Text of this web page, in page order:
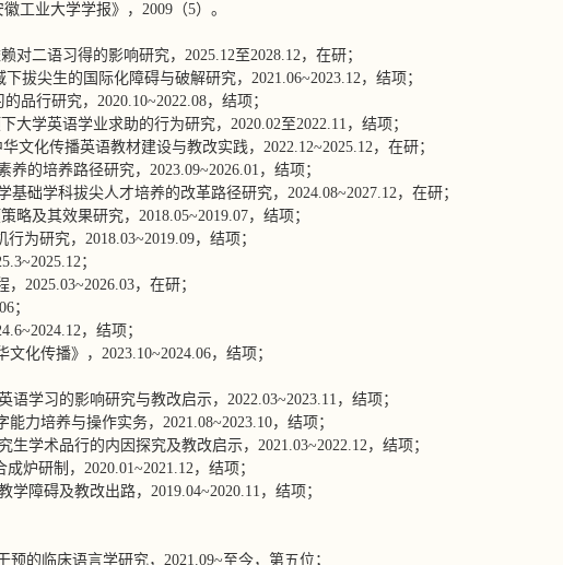
工业大学学报》，2009（5）。
对二语习得的影响研究，2025.12至2028.12，在研；
拔尖生的国际化障碍与破解研究，2021.06~2023.12，结项；
品行研究，2020.10~2022.08，结项；
大学英语学业求助的行为研究，2020.02至2022.11，结项；
文化传播英语教材建设与教改实践，2022.12~2025.12，在研；
的培养路径研究，2023.09~2026.01，结项；
基础学科拔尖人才培养的改革路径研究，2024.08~2027.12，在研；
略及其效果研究，2018.05~2019.07，结项；
为研究，2018.03~2019.09，结项；
；
2025.03~2026.03，在研；
；
，结项；
化传播》，2023.10~2024.06，结项；
语学习的影响研究与教改启示，2022.03~2023.11，结项；
力培养与操作实务，2021.08~2023.10，结项；
生学术品行的内因探究及教改启示，2021.03~2022.12，结项；
炉研制，2020.01~2021.12，结项；
学障碍及教改出路，2019.04~2020.11，结项；
的临床语言学研究，2021.09~至今，第五位；